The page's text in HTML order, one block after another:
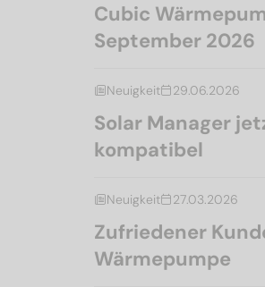
Cubic
September 2026
Neuigkeit 29.06.2026
Solar Manager
kompatibel
Neuigkeit 27.03.2026
Zufriedener
Wärmepumpe